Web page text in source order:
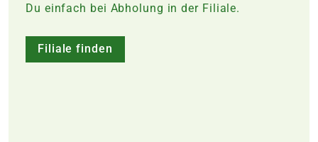
Du einfach bei Abholung in der Filiale.
Filiale finden